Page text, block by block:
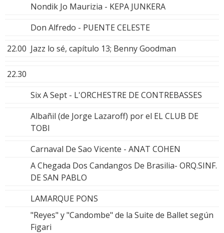
Nondik Jo Maurizia - KEPA JUNKERA
Don Alfredo - PUENTE CELESTE
22.00 Jazz lo sé, capítulo 13; Benny Goodman
22.30
Six A Sept - L'ORCHESTRE DE CONTREBASSES
Albañil (de Jorge Lazaroff) por el EL CLUB DE
TOBI
Carnaval De Sao Vicente - ANAT COHEN
A Chegada Dos Candangos De Brasilia- ORQ.SINF.
DE SAN PABLO
LAMARQUE PONS
"Reyes" y "Candombe" de la Suite de Ballet según
Figari